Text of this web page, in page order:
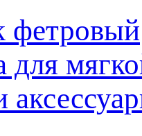
фетровый
для